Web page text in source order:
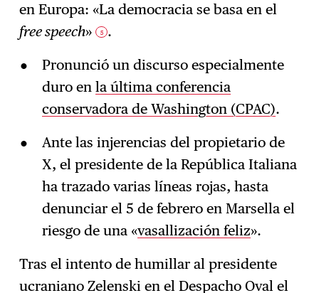
en Europa: «La democracia se basa en el
free speech» 5 .
Pronunció un discurso especialmente
duro en la última conferencia
conservadora de Washington (CPAC).
Ante las injerencias del propietario de
X, el presidente de la República Italiana
ha trazado varias líneas rojas, hasta
denunciar el 5 de febrero en Marsella el
riesgo de una «vasallización feliz».
Tras el intento de humillar al presidente
ucraniano Zelenskien el Despacho Oval el